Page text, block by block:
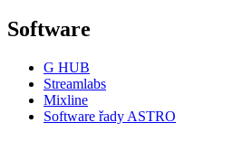
Software
G HUB
Streamlabs
Mixline
Software řady ASTRO